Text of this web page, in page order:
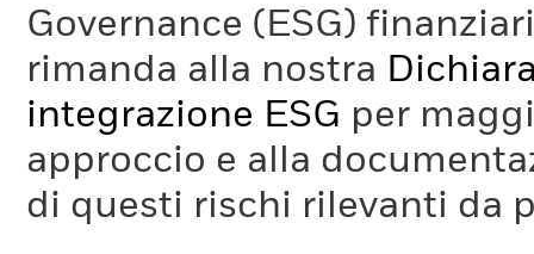
Governance (ESG)
rimanda alla nostra
integrazione ESG per
approccio e alla
di questi rischi rilevanti da